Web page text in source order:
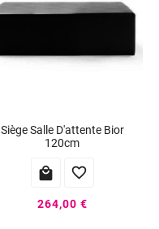
Siège Salle D'attente Bior
120cm
 
264,00 €